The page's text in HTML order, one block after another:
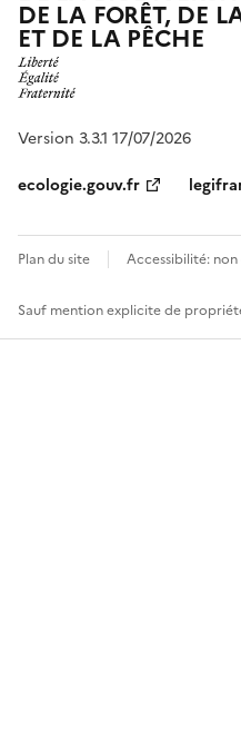
DE LA FORÊT, DE
ET DE LA PÊCHE
Version 3.3.1 17/07/2026
ecologie.gouv.fr
Plan du site Accessibilité:
Sauf mention explicite de